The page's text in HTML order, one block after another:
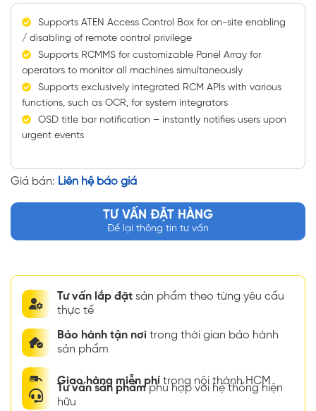
Supports ATEN Access Control Box for on-site enabling
/ disabling of remote control privilege
Supports RCMMS for customizable Panel Array for
operators to monitor all machines simultaneously
Supports exclusively integrated RCM APIs with various
functions, such as OCR, for system integrators
OSD title bar notification – instantly notifies users upon
urgent events
Giá bán: Liên hệ báo giá
TƯ VẤN ĐẶT HÀNG
Để lại thông tin tư vấn
Tư vấn lắp đặt sản phẩm theo từng yêu cầu
thực tế
Bảo hành tận nơi trong thời gian bảo hành
sản phẩm
Giao hàng miễn phí trong nội thành HCM
Tư vấn sản phẩmphù hợp với hệ thống hiện
hữu